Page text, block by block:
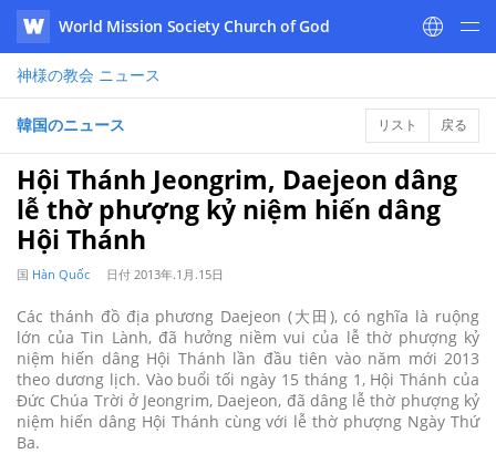
WATV
World Mission Society Church of God
神様の教会 ニュース
韓国のニュース リスト 戻る
Hội Thánh Jeongrim, Daejeon dâng
lễ thờ phượng kỷ niệm hiến dâng
Hội Thánh
国 Hàn Quốc 日付 2013年.1月.15日
Các thánh đồ địa phương Daejeon (大田), có nghĩa là ruộng
lớn của Tin Lành, đã hưởng niềm vui của lễ thờ phượng kỷ
niệm hiến dâng Hội Thánh lần đầu tiên vào năm mới 2013
theo dương lịch. Vào buổi tối ngày 15 tháng 1, Hội Thánh của
Đức Chúa Trời ở Jeongrim, Daejeon, đã dâng lễ thờ phượng kỷ
niệm hiến dâng Hội Thánh cùng với lễ thờ phượng Ngày Thứ
Ba.